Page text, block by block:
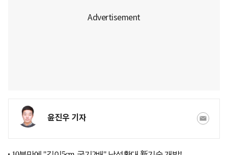
윤진우 기자